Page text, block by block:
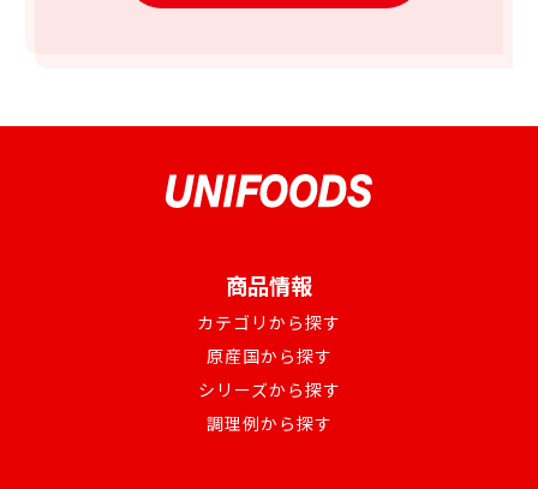
商品情報
カテゴリから探す
原産国から探す
シリーズから探す
調理例から探す